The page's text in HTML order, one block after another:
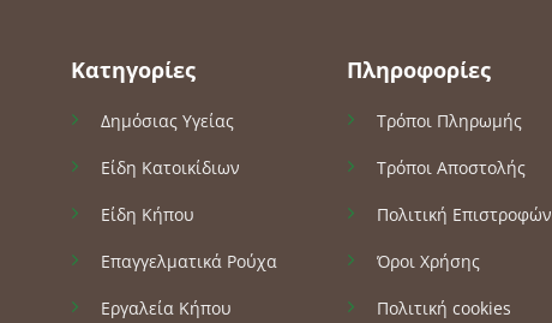
Κατηγορίες
Δημόσιας Υγείας
Είδη Κατοικίδιων
Είδη Κήπου
Επαγγελματικά Ρούχα
Εργαλεία Κήπου
Πληροφορίες
Τρόποι Πληρωμής
Τρόποι Αποστολής
Πολιτική Επιστροφών
Όροι Χρήσης
Πολιτική cookies